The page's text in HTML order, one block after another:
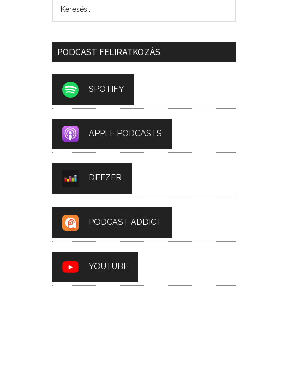
PODCAST FELIRATKOZÁS
SPOTIFY
APPLE PODCASTS
DEEZER
PODCAST ADDICT
YOUTUBE